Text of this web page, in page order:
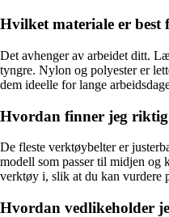
Hvilket materiale er best
Det avhenger av arbeidet ditt.
tyngre. Nylon og polyester er
dem ideelle for lange
Hvordan finner jeg riktig
De fleste verktøybelter er
modell som passer til midjen og
verktøy i, slik at du kan vurdere
Hvordan vedlikeholder